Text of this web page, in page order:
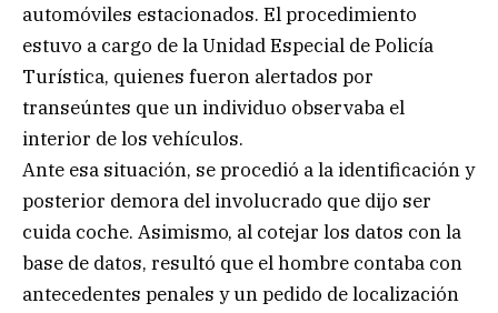
automóviles estacionados. El procedimiento
estuvo a cargo de la Unidad Especial de Policía
Turística, quienes fueron alertados por
transeúntes que un individuo observaba el
interior de los vehículos.
Ante esa situación, se procedió a la identificación y
posterior demora del involucrado que dijo ser
cuida coche. Asimismo, al cotejar los datos con la
base de datos, resultó que el hombre contaba con
antecedentes penales y un pedido de localización